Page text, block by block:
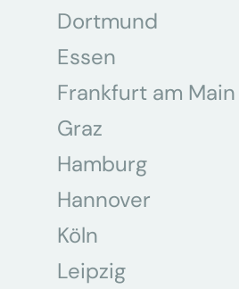
Dortmund
Essen
Frankfurt am Main
Graz
Hamburg
Hannover
Köln
Leipzig